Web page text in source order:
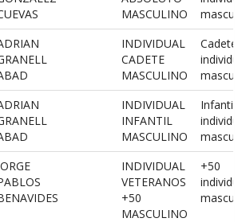
MASCULINO
INDIVIDUAL
CADETE
MASCULINO
Cadete
INDIVIDUAL
INFANTIL
MASCULINO
Infantil
INDIVIDUAL
VETERANOS
+50
MASCULINO
+50